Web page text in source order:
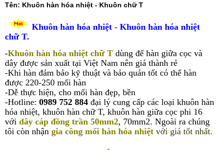
Tên: Khuôn hàn hóa nhiệt - Khuôn chữ T
Khuôn hàn hóa nhiệt - Khuôn hàn hóa nhiệt
chữ T.
-Khuôn hàn hóa nhiệt chữ T dùng để hàn giữa cọc và
dây được sản xuất tại Việt Nam nên giá thành rẻ
-Khi hàn đảm bảo kỹ thuật và bảo quản tốt có thể hàn
được 220-250 mối hàn
-Dễ thực hiện, cho mối hàn đẹp, bền
-Hotline: 0989 752 884 đại lý cung cấp các loại khuôn hàn
hóa nhiệt, khuôn hàn chữ T, khuôn hàn giữa cọc phi 16
với dây cáp đồng trần 50mm2, 70mm2. Ngoài ra chúng
tôi còn nhận gia công mối hàn hóa nhiệt với giá tốt nhất.
-